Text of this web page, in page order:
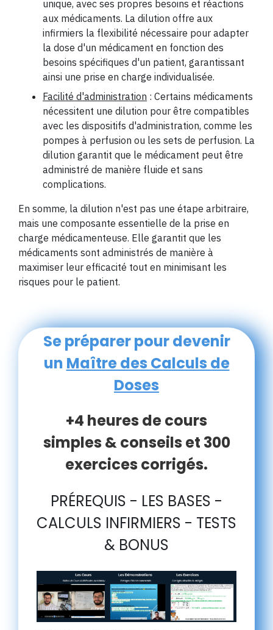
unique, avec ses propres besoins et réactions
aux médicaments. La dilution offre aux
infirmiers la flexibilité nécessaire pour adapter
la dose d'un médicament en fonction des
besoins spécifiques d'un patient, garantissant
ainsi une prise en charge individualisée.
Facilité d'administration : Certains médicaments
nécessitent une dilution pour être compatibles
avec les dispositifs d'administration, comme les
pompes à perfusion ou les sets de perfusion. La
dilution garantit que le médicament peut être
administré de manière fluide et sans
complications.
En somme, la dilution n'est pas une étape arbitraire,
mais une composante essentielle de la prise en
charge médicamenteuse. Elle garantit que les
médicaments sont administrés de manière à
maximiser leur efficacité tout en minimisant les
risques pour le patient.
Se préparer pour devenir
un Maître des Calculs de
Doses
+4 heures de cours
simples & conseils et 300
exercices corrigés.
PRÉREQUIS - LES BASES -
CALCULS INFIRMIERS - TESTS
& BONUS